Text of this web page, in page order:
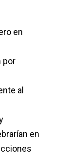
en
por
al
en